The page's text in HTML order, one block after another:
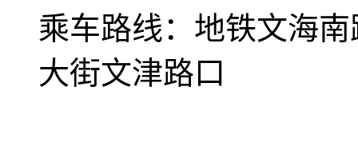
乘车路线： 地铁文海
大街文津路口